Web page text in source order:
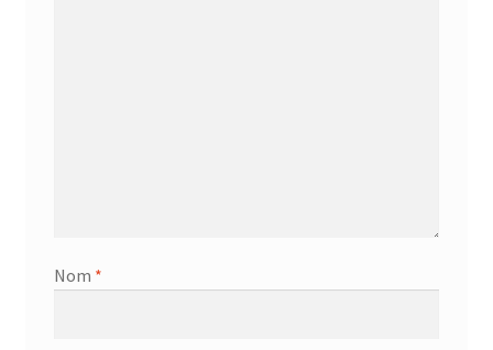
Nom *